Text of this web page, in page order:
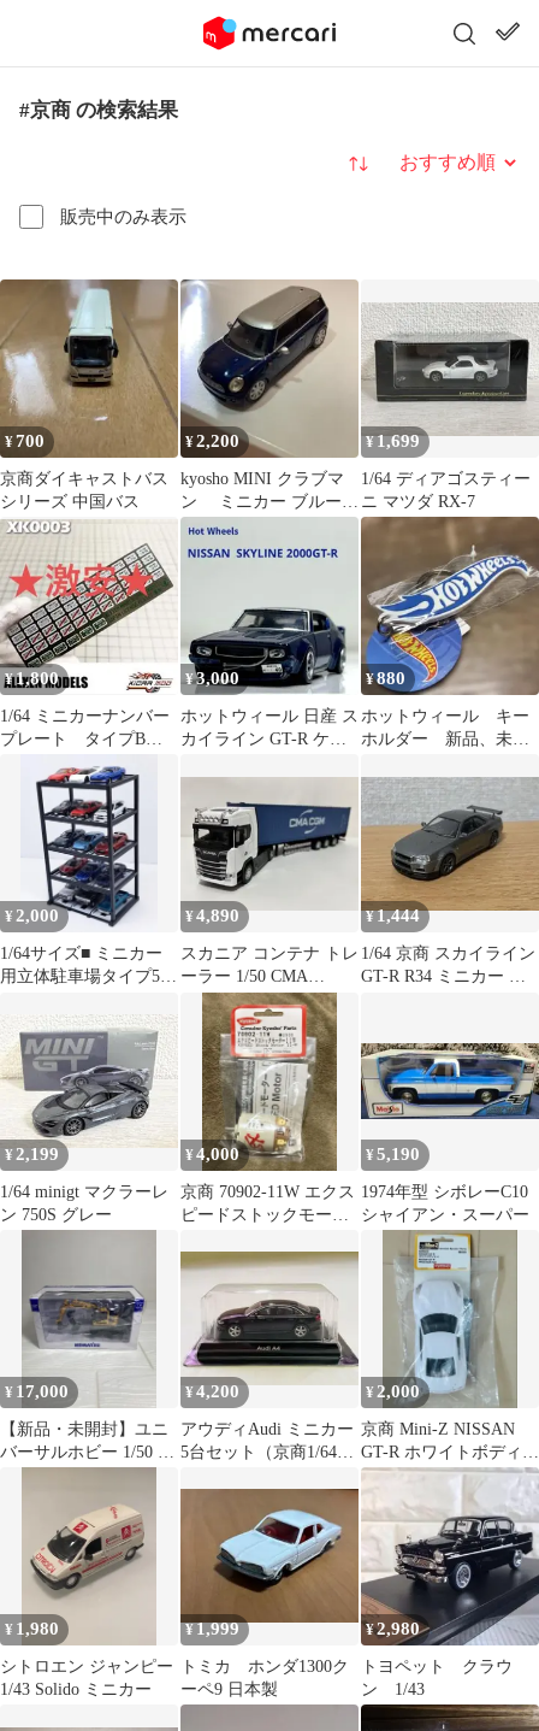
#京商 の検索結果
販売中のみ表示
並び替え
¥700
京商ダイキャストバス
シリーズ 中国バス
¥2,200
kyosho MINI クラブマ
ン ミニカー ブルー
シルバー
¥1,699
1/64 ディアゴスティー
ニ マツダ RX-7
¥ 1,800
1/64 ミニカーナンバー
プレート タイプB、
金属製、トミカ、ホッ
トウィール対応
¥3,000
ホットウィール 日産 ス
カイライン GT-R ケン
¥880
ホットウィール キー
ホルダー 新品、未使
¥2,000
1/64サイズ■ ミニカー
用立体駐車場タイプ5段
可
¥4,890
スカニア コンテナ トレ
ーラー 1/50 CMA
SCANIA モデルカー
¥1,444
1/64 京商 スカイライン
GT-R R34 ミニカー 日
¥2,199
1/64 minigt マクラーレ
ン 750S グレー
¥4,000
京商 70902-11W エクス
ピードストックモータ
¥5,190
1974年型 シボレーC10
シャイアン・スーパー
¥ 17,000
【新品・未開封】ユニ
バーサルホビー 1/50 コ
¥4,200
アウディAudi ミニカー
5台セット（京商1/64、
¥ 2,000
京商 Mini-Z NISSAN
GT-R ホワイトボディセ
ット MZN93
¥ 1,980
シトロエン ジャンピー
1/43 Solido ミニカー
¥1,999
トミカ ホンダ1300ク
ーペ9 日本製
¥2,980
トヨペット クラウ
ン 1/43